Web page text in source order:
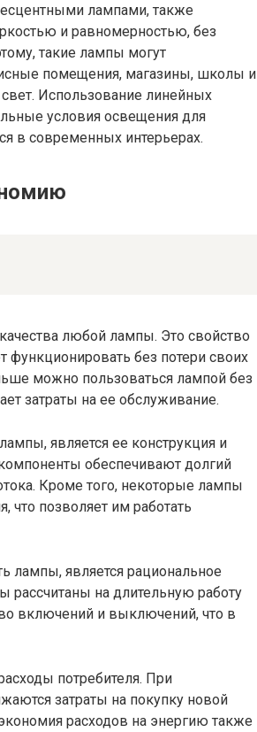
лампами, также
и равномерностью, без
такие лампы могут
помещения, магазины, школы и
Использование линейных
условия освещения для
в современных интерьерах.
любой лампы. Это свойство
функционировать без потери своих
можно пользоваться лампой без
затраты на ее обслуживание.
является ее конструкция и
обеспечивают долгий
Кроме того, некоторые лампы
что позволяет им работать
является рациональное
рассчитаны на длительную работу
включений и выключений, что в
потребителя. При
затраты на покупку новой
расходов на энергию также